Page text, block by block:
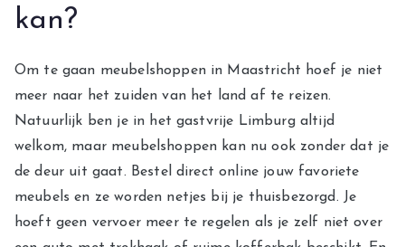
kan?
Om te gaan meubelshoppen in Maastricht hoef je niet
meer naar het zuiden van het land af te reizen.
Natuurlijk ben je in het gastvrije Limburg altijd
welkom, maar meubelshoppen kan nu ook zonder dat je
de deur uit gaat. Bestel direct online jouw favoriete
meubels en ze worden netjes bij je thuisbezorgd. Je
hoeft geen vervoer meer te regelen als je zelf niet over